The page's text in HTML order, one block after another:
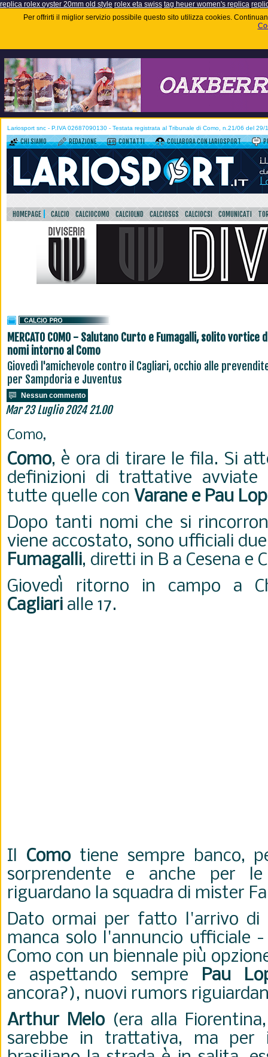
replica rolex oyster 20mm old style rolex eta swiss tag heuer women's replica
Per offrirti il miglior servizio possibile questo sito utilizza cookies.
Lariosport snc - P.IVA 02687090130 - Testata registrata al Tribunale di Como, n.21/06 del 29/
CHI SIAMO REDAZIONE CONTATTI COLLABORA CON LARIOSPORT
HOMEPAGE CALCIO CALCIOCOMO CALCIOLND CALCIOSGS CALCIOCSI COMUNICATI
MERCATO COMO - Salutano Curto e Fumagalli, solito vortice
nomi intorno al Como
Giovedì l'amichevole contro il Cagliari, occhio alle
per Sampdoria e Juventus
Nessun commento
Mar 23 Luglio 2024 21.00
Como,
Como, è ora di tirare le fila. Si
definizioni di trattative avviate
tutte quelle con Varane e Pau
Dopo tanti nomi che si
viene accostato, sono ufficiali
Fumagalli, diretti in B a Cesena e
Giovedì ritorno in campo a
Cagliari alle 17.
Il Comotiene sempre banco,
sorprendente e anche per
riguardano la squadra di mister
Dato ormai per fatto l'arrivo di
manca solo l'annuncio ufficiale
Como con un biennale più
e aspettando sempre Pau
ancora?), nuovi rumors
Arthur Melo(era alla
sarebbe in trattativa, ma per